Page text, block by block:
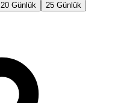
20 Günlük
25 Günlük